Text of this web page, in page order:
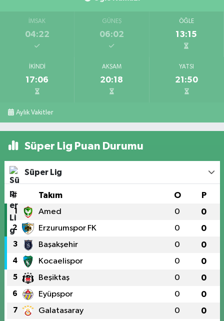
İMSAK
04:22
GÜNEŞ
06:02
ÖĞLE
13:15
İKINDI
17:06
AKŞAM
20:18
YATSI
21:50
Aylık Vakitler
Süper Lig Puan Durumu
Süper Lig
# Takım O P
1 Amed 0 0
2 Erzurumspor FK 0 0
3 Başakşehir 0 0
4 Kocaelispor 0 0
5 Beşiktaş 0 0
6 Eyüpspor 0 0
7 Galatasaray 0 0